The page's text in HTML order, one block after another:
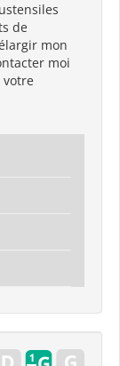
de
mon
moi
votre